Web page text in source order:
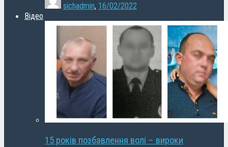
sichadmin, 16/02/2022
Відео
15 років позбавлення волі – вироки